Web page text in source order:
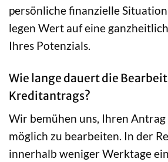
persönliche finanzielle
legen Wert auf eine
Ihres Potenzials.
Wie lange dauert die
Kreditantrags?
Wir bemühen uns, Ihren Antrag
möglich zu bearbeiten. In der
innerhalb weniger Werktage